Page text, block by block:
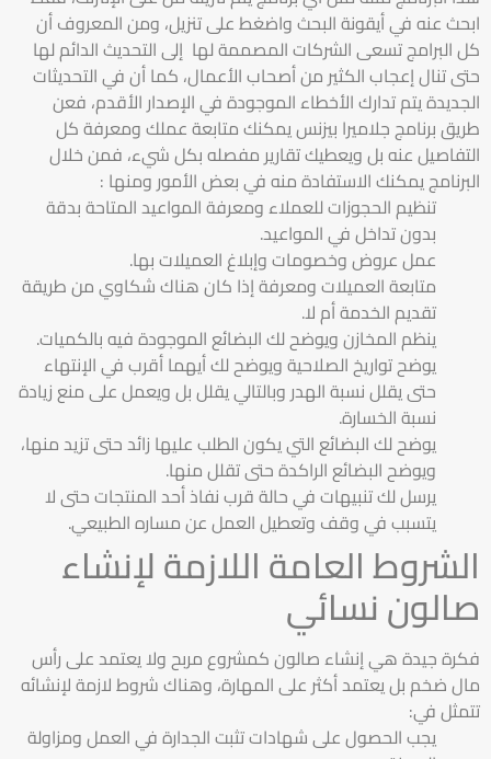
ابحث عنه في أيقونة البحث واضغط على تنزيل، ومن المعروف أن
كل البرامج تسعى الشركات المصممة لها إلى التحديث الدائم لها
حتى تنال إعجاب الكثير من أصحاب الأعمال، كما أن في التحديثات
الجديدة يتم تدارك الأخطاء الموجودة في الإصدار الأقدم، فعن
طريق برنامج جلاميرا بيزنس يمكنك متابعة عملك ومعرفة كل
التفاصيل عنه بل ويعطيك تقارير مفصله بكل شيء، فمن خلال
البرنامج يمكنك الاستفادة منه في بعض الأمور ومنها :
تنظيم الحجوزات للعملاء ومعرفة المواعيد المتاحة بدقة
بدون تداخل في المواعيد.
عمل عروض وخصومات وإبلاغ العميلات بها.
متابعة العميلات ومعرفة إذا كان هناك شكاوي من طريقة
تقديم الخدمة أم لا.
ينظم المخازن ويوضح لك البضائع الموجودة فيه بالكميات.
يوضح تواريخ الصلاحية ويوضح لك أيهما أقرب في الإنتهاء
حتى يقلل نسبة الهدر وبالتالي يقلل بل ويعمل على منع زيادة
نسبة الخسارة.
يوضح لك البضائع التي يكون الطلب عليها زائد حتى تزيد منها،
ويوضح البضائع الراكدة حتى تقلل منها.
يرسل لك تنبيهات في حالة قرب نفاذ أحد المنتجات حتى لا
يتسبب في وقف وتعطيل العمل عن مساره الطبيعي.
الشروط العامة اللازمة لإنشاء
صالون نسائي
فكرة جيدة هي إنشاء صالون كمشروع مربح ولا يعتمد على رأس
مال ضخم بل يعتمد أكثر على المهارة، وهناك شروط لازمة لإنشائه
تتمثل في:
يجب الحصول على شهادات تثبت الجدارة في العمل ومزاولة